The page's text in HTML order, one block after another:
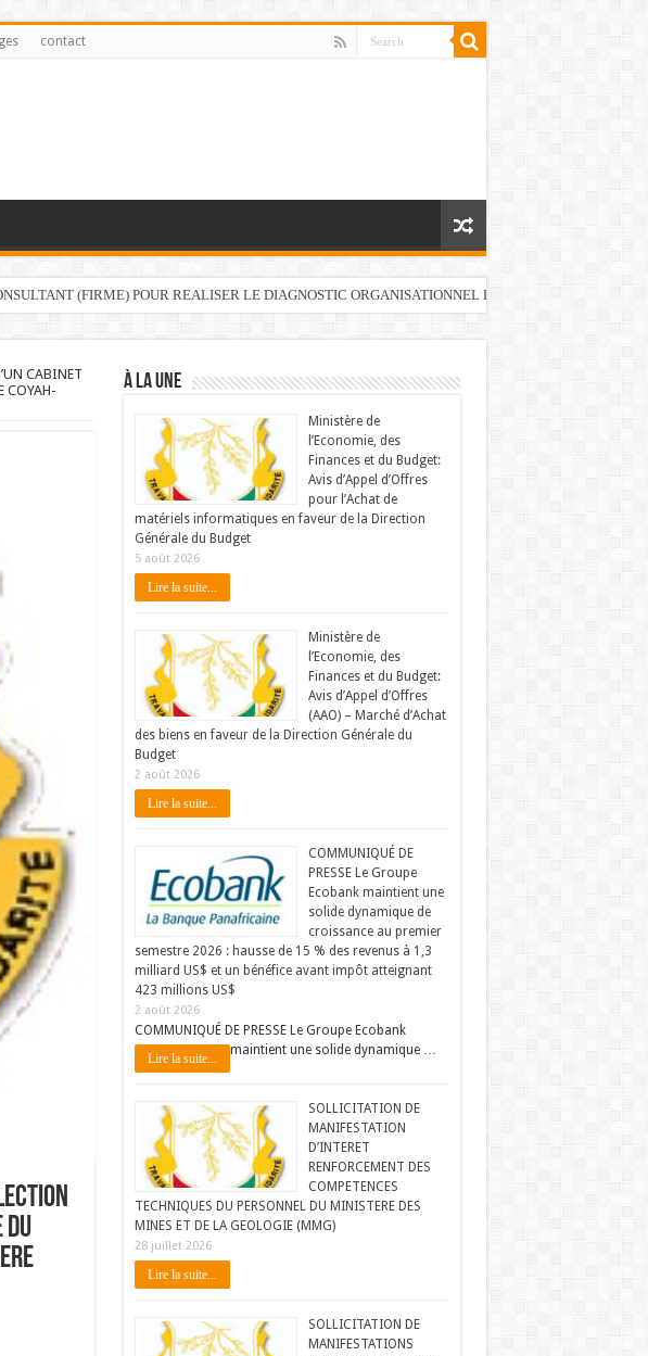
contact
(FIRME) POUR REALISER LE DIAGNOSTIC ORGANISATIONNEL DU FONDS DE
CABINET
COYAH-
DU
À LA UNE
Ministère de
l’Economie, des
Finances et du Budget:
Avis d’Appel d’Offres
pour l’Achat de
matériels informatiques en faveur de la Direction
Générale du Budget
5 août 2026
Lire la suite...
Ministère de
l’Economie, des
Finances et du Budget:
Avis d’Appel d’Offres
(AAO) – Marché d’Achat
des biens en faveur de la Direction Générale du
Budget
2 août 2026
Lire la suite...
COMMUNIQUÉ DE
PRESSE Le Groupe
Ecobank maintient une
solide dynamique de
croissance au premier
semestre 2026 : hausse de 15 % des revenus à 1,3
milliard US$ et un bénéfice avant impôt atteignant
423 millions US$
2 août 2026
COMMUNIQUÉ DE PRESSE Le Groupe Ecobank
maintient une solide dynamique …
Lire la suite...
SOLLICITATION DE
MANIFESTATION
D’INTERET
RENFORCEMENT DES
COMPETENCES
TECHNIQUES DU PERSONNEL DU MINISTERE DES
MINES ET DE LA GEOLOGIE (MMG)
28 juillet 2026
Lire la suite...
SOLLICITATION DE
MANIFESTATIONS